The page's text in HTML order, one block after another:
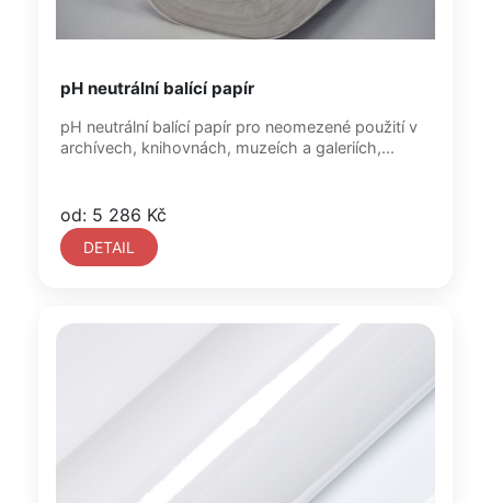
pH neutrální balící papír
pH neutrální balící papír pro neomezené použití v
archívech, knihovnách, muzeích a galeriích,...
od: 5 286 Kč
DETAIL